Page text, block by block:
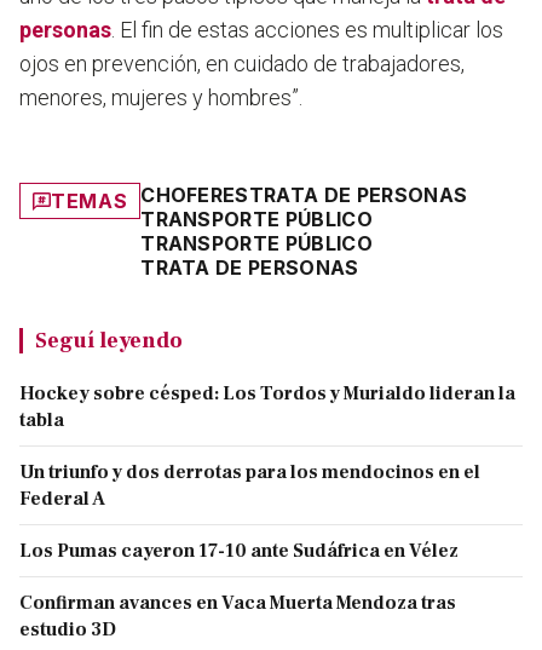
personas . El fin de estas acciones es multiplicar los
ojos en prevención, en cuidado de trabajadores,
menores, mujeres y hombres”.
TEMAS CHOFERESTRATA DE PERSONAS
TRANSPORTE PÚBLICO
TRANSPORTE PÚBLICO
TRATA DE PERSONAS
Seguí leyendo
Hockey sobre césped: Los Tordos y Murialdo lideran la
tabla
Un triunfo y dos derrotas para los mendocinos en el
Federal A
Los Pumas cayeron 17-10 ante Sudáfrica en Vélez
Confirman avances en Vaca Muerta Mendoza tras
estudio 3D